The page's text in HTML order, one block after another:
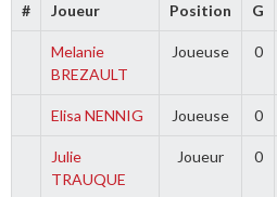
# Joueur Position G
Melanie
BREZAULT
Joueuse 0
Elisa NENNIG Joueuse 0
Julie
TRAUQUE
Joueur 0